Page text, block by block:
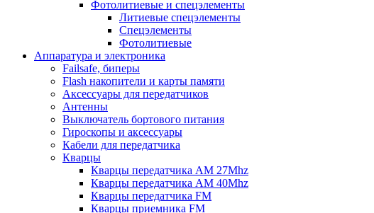
Фотолитиевые и спецэлементы
Литиевые спецэлементы
Спецэлементы
Фотолитиевые
Аппаратура и электроника
Failsafe, биперы
Flash накопители и карты памяти
Аксессуары для передатчиков
Антенны
Выключатель бортового питания
Гироскопы и аксессуары
Кабели для передатчика
Кварцы
Кварцы передатчика AM 27Mhz
Кварцы передатчика AM 40Mhz
Кварцы передатчика FM
Кварцы приемника FM